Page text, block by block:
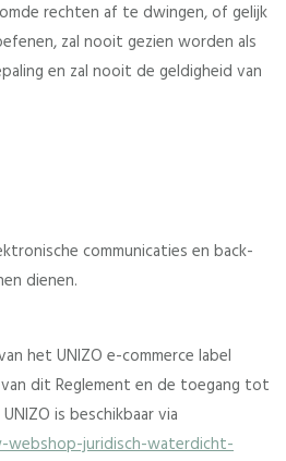
rechten af te dwingen, of gelijk
zal nooit gezien worden als
en zal nooit de geldigheid van
communicaties en back-
dienen.
het UNIZO e-commerce label
dit Reglement en de toegang tot
is beschikbaar via
juridisch-waterdicht-